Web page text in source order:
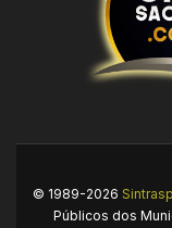
© 1989-2026 Sintrasp
Públicos dos